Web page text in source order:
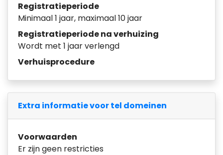
Registratieperiode
Minimaal 1 jaar, maximaal 10 jaar
Registratieperiode na verhuizing
Wordt met 1 jaar verlengd
Verhuisprocedure
Extra informatie voor tel domeinen
Voorwaarden
Er zijn geen restricties